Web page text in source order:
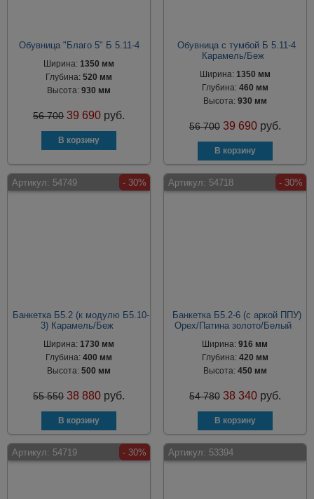
Обувница "Благо 5" Б 5.11-4
Ширина:1350 мм
Глубина:520 мм
Высота:930 мм
56 700 39 690 руб.
Обувница с тумбой Б 5.11-4
Карамель/Беж
Ширина: 1350 мм
Глубина: 460 мм
Высота: 930 мм
56 700 39 690 руб.
Артикул: 54749 - 30%
Банкетка Б5.2 (к модулю Б5.10-
3) Карамель/Беж
Ширина:1730 мм
Глубина:400 мм
Высота:500 мм
55 550 38 880 руб.
Артикул: 54718 - 30%
Банкетка Б5.2-6 (с аркой ППУ)
Орех/Патина золото/Белый
Ширина:916 мм
Глубина: 420 мм
Высота: 450 мм
54 780 38 340 руб.
Артикул: 54719 - 30% Артикул: 53394